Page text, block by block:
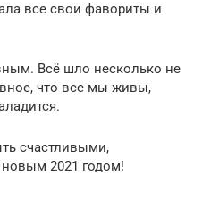
все свои фавориты и
Всё шло несколько не
что все мы живы,
счастливыми,
2021 годом!